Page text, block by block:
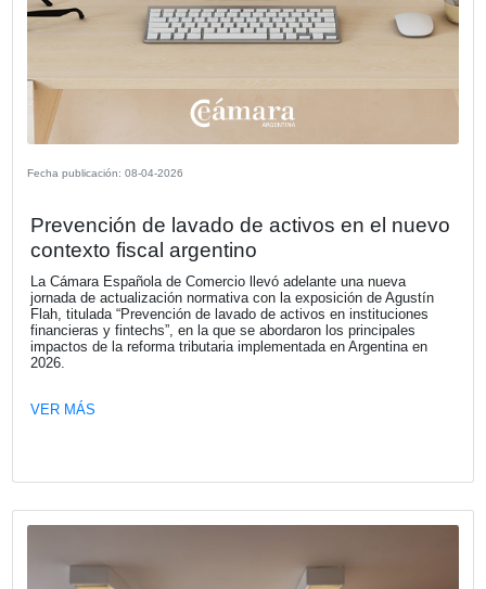
La Cámara Española de Comercio de la República
(CECRA) realizó un encuentro informativo dedicado a
recientes novedades en normativa cambiaria y
especial foco en las medidas implementadas a partir del
de flexibilización iniciado en diciembre de 2023.
VER MÁS